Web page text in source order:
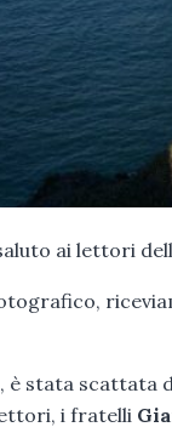
ai lettori
stata scattata
i fratelli